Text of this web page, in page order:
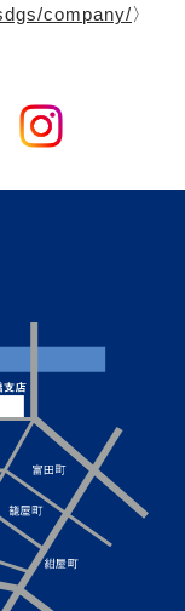
company/〉